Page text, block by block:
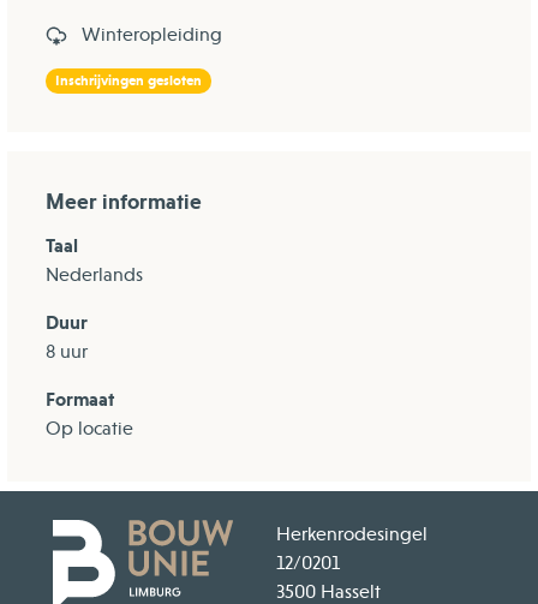
Winteropleiding
Inschrijvingen gesloten
Meer informatie
Taal
Nederlands
Duur
8 uur
Formaat
Op locatie
Herkenrodesingel
12/0201
3500 Hasselt